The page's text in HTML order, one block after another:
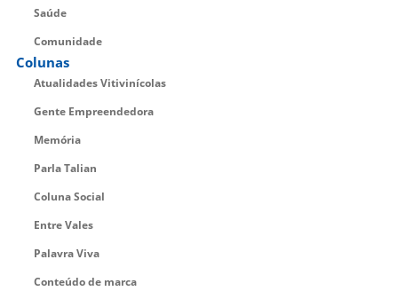
Saúde
Comunidade
Colunas
Atualidades Vitivinícolas
Gente Empreendedora
Memória
Parla Talian
Coluna Social
Entre Vales
Palavra Viva
Conteúdo de marca